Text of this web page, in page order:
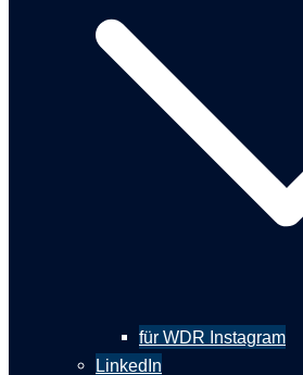
für WDR Instagram
LinkedIn